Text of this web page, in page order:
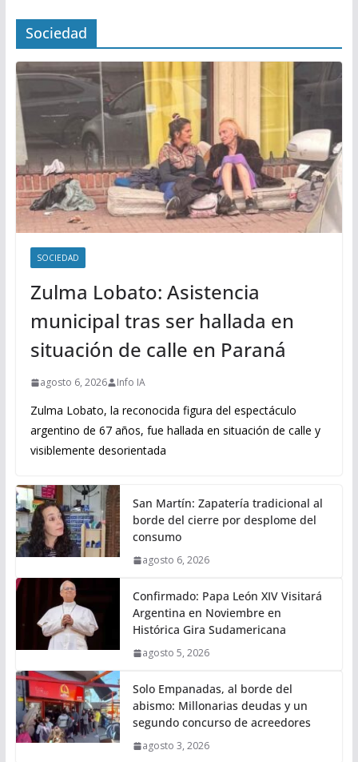
Sociedad
SOCIEDAD
Zulma Lobato: Asistencia
municipal tras ser hallada en
situación de calle en Paraná
agosto 6, 2026 Info IA
Zulma Lobato, la reconocida figura del espectáculo
argentino de 67 años, fue hallada en situación de calle y
visiblemente desorientada
San Martín: Zapatería tradicional al
borde del cierre por desplome del
consumo
agosto 6, 2026
Confirmado: Papa León XIV Visitará
Argentina en Noviembre en
Histórica Gira Sudamericana
agosto 5, 2026
Solo Empanadas, al borde del
abismo: Millonarias deudas y un
segundo concurso de acreedores
agosto 3, 2026